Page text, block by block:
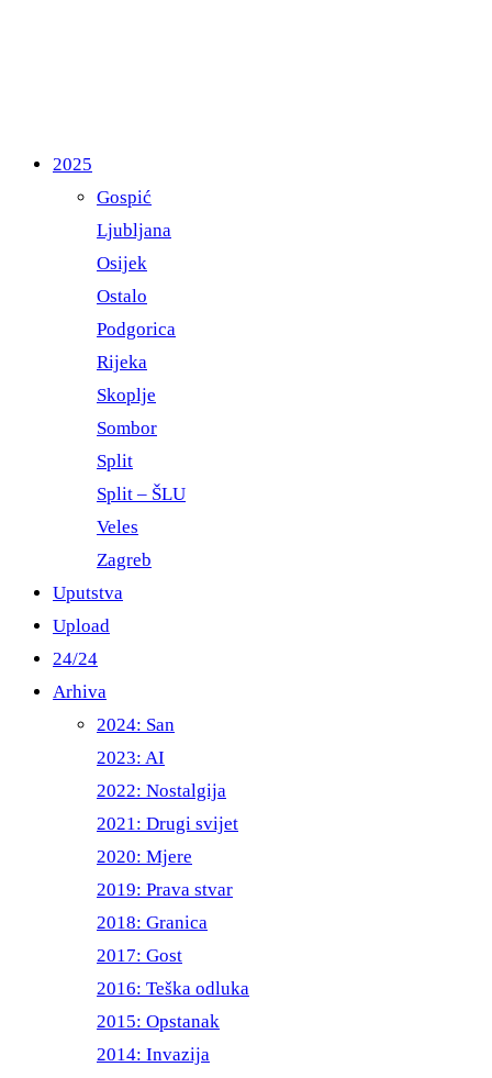
2025
Gospić
Ljubljana
Osijek
Ostalo
Podgorica
Rijeka
Skoplje
Sombor
Split
Split – ŠLU
Veles
Zagreb
Uputstva
Upload
24/24
Arhiva
2024: San
2023: AI
2022: Nostalgija
2021: Drugi svijet
2020: Mjere
2019: Prava stvar
2018: Granica
2017: Gost
2016: Teška odluka
2015: Opstanak
2014: Invazija